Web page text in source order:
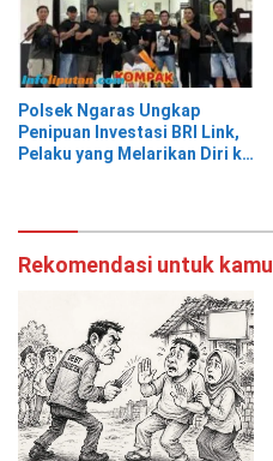
Polsek Ngaras Ungkap
Penipuan Investasi BRI Link,
Pelaku yang Melarikan Diri ke
Rekomendasi untuk kamu